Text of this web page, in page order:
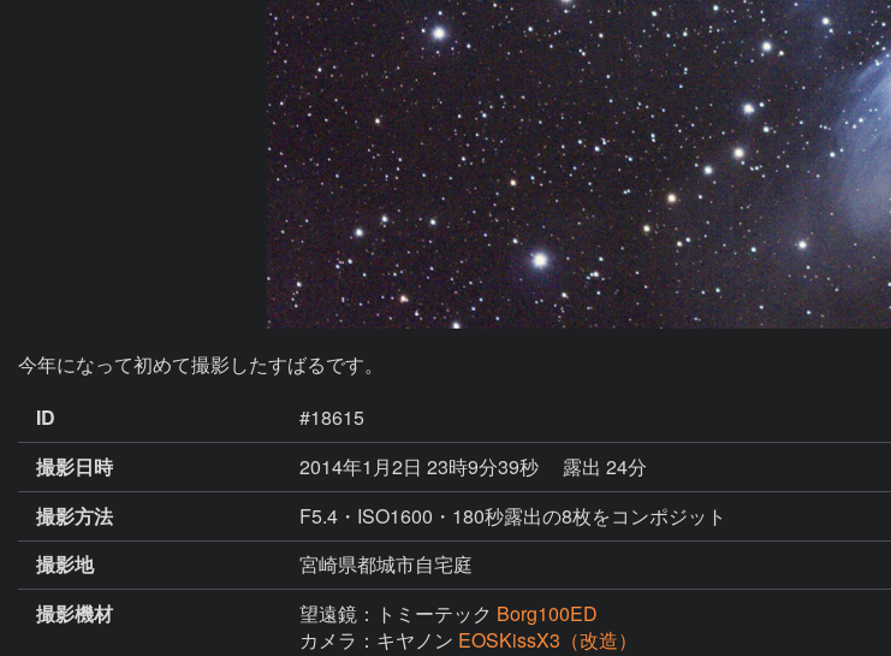
今年になって初めて撮影したすばるです。
ID
#18615
撮影日時
2014年1月2日 23時9分39秒
露出 24分
撮影方法
F5.4・ISO1600・180秒露出の8枚をコンポジット
撮影地
宮崎県都城市自宅庭
撮影機材
望遠鏡：トミーテック Borg100ED
カメラ：キヤノン EOSKissX3（改造）